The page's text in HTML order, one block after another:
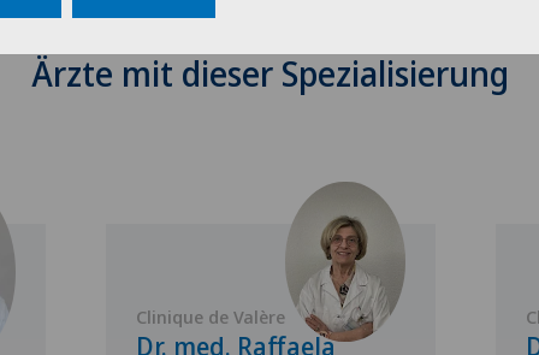
Ärzte mit dieser Spezialisierung
Clinique de Valère
Dr. med. Raffaela